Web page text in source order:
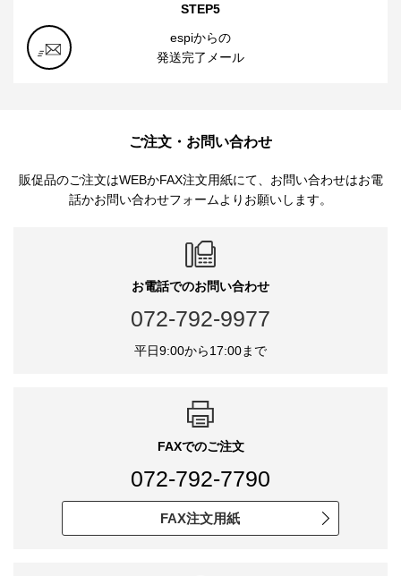
STEP5
espiからの
発送完了メール
ご注文・お問い合わせ
販促品のご注文はWEBかFAX注文用紙にて、お問い合わせはお電
話かお問い合わせフォームよりお願いします。
お電話でのお問い合わせ
072-792-9977
平日9:00から17:00まで
FAXでのご注文
072-792-7790
FAX注文用紙